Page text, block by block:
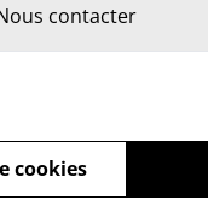
contacter
cookies